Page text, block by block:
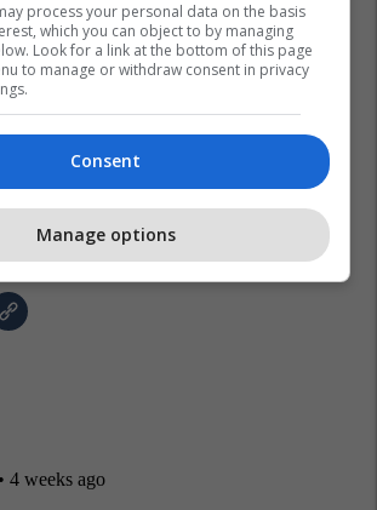
Flamingo Bern
Zvicër
process your personal data on the basis
which you can object to by managing
Look for a link at the bottom of this page
to manage or withdraw consent in privacy
Consent
Manage options